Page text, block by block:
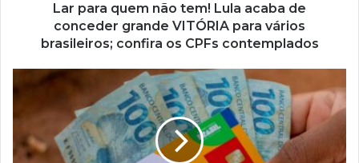
brasileiros;
contemplados
Lar para quem não tem! Lula acaba de
conceder grande VITÓRIA para vários
brasileiros; confira os CPFs contemplados
saiba
HOJE